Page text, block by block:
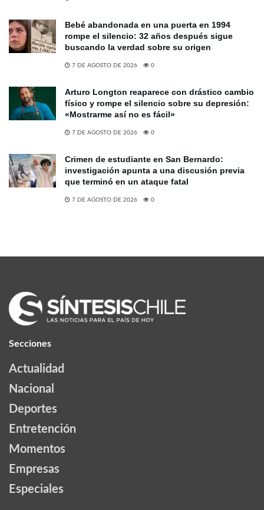
Bebé abandonada en una puerta en 1994
rompe el silencio: 32 años después sigue
buscando la verdad sobre su origen
7 DE AGOSTO DE 2026 0
Arturo Longton reaparece con drástico cambio
físico y rompe el silencio sobre su depresión:
«Mostrarme así no es fácil»
7 DE AGOSTO DE 2026 0
Crimen de estudiante en San Bernardo:
investigación apunta a una discusión previa
que terminó en un ataque fatal
7 DE AGOSTO DE 2026 0
Secciones
Actualidad
Nacional
Deportes
Entretención
Momentos
Empresas
Especiales